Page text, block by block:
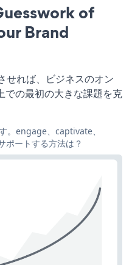
of
Brand
れば、ビジネスのオン
での最初の大きな課題を克
。engage、captivate、
ポートする方法は？